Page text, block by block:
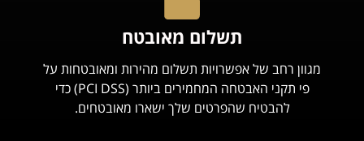
תשלום מאובטח
מגוון רחב של אפשרויות תשלום מהירות ומאובטחות על
פי תקני האבטחה המחמירים ביותר (PCI DSS) כדי
להבטיח שהפרטים שלך ישארו מאובטחים.